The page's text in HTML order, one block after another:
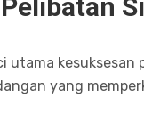
utama kesuksesan
yang